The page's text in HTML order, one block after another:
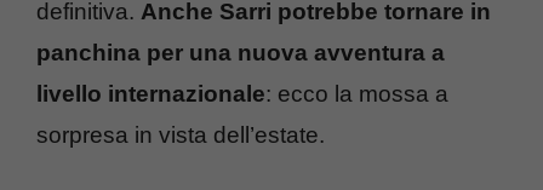
definitiva. Anche Sarri potrebbe tornare in
panchina per una nuova avventura a
livello internazionale: ecco la mossa a
sorpresa in vista dell’estate.